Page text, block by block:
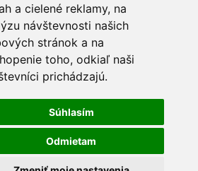
a cielené reklamy, na
návštevnosti našich
stránok a na
toho, odkiaľ naši
prichádzajú.
Súhlasím
Odmietam
tehotenstva. Bez
a odporúčaní
stránke Vaším ošetrujúcim
a odporúčania neaplikujte.